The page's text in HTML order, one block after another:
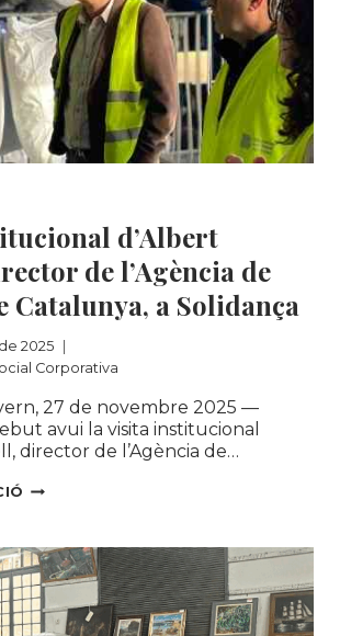
2026
PLE
D’OPORTUNITATS,
SOSTENIBILITAT
I
ESPERANÇA
d’Albert
de l’Agència de
Catalunya, a Solidança
2025
Corporativa
27 de novembre 2025 —
avui la visita institucional
director de l’Agència de…
VISITA
PLANELL,
DIRECTOR
DE
L’AGÈNCIA